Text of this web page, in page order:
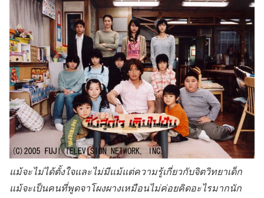
แม้จะไม่ได้ตั้งใจและไม่มีแม้แต่ความรู้เกี่ยวกับจิตวิทยาเด็ก
แม้จะเป็นคนที่พูดจาโผงผางเหมือนไม่ค่อยคิดอะไรมากนัก